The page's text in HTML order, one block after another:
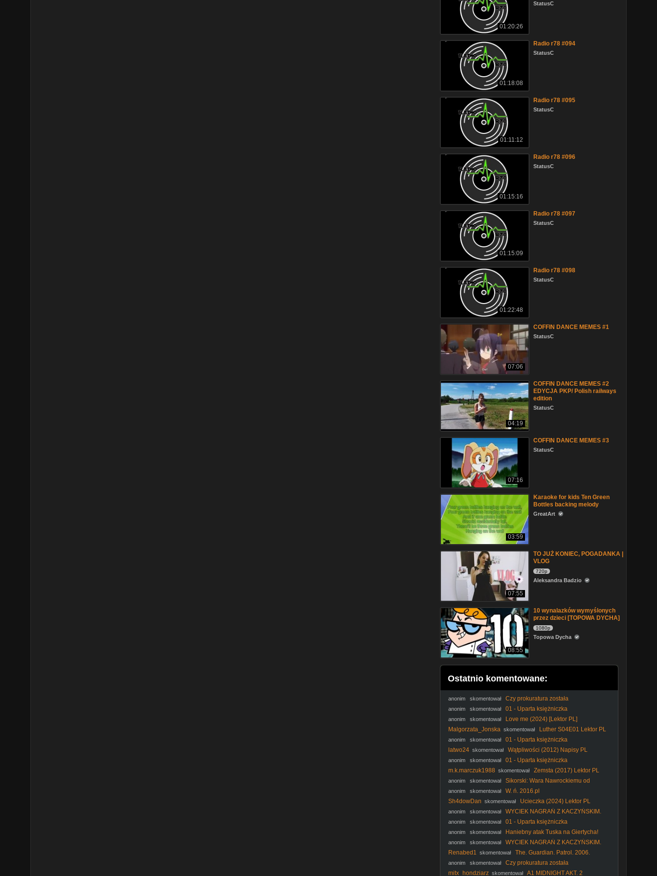
01:20:26
StatusC
01:18:08
Radio r78 #094
StatusC
01:11:12
Radio r78 #095
StatusC
01:15:16
Radio r78 #096
StatusC
01:15:09
Radio r78 #097
StatusC
01:22:48
Radio r78 #098
StatusC
07:06
COFFIN DANCE MEMES #1
StatusC
04:19
COFFIN DANCE MEMES #2
EDYCJA PKP/ Polish railways
edition
StatusC
07:16
COFFIN DANCE MEMES #3
StatusC
03:59
Karaoke for kids Ten Green
Bottles backing melody
GreatArt
07:55
TO JUŻ KONIEC, POGADANKA |
VLOG
720p
Aleksandra Badzio
08:55
10 wynalazków wymyślonych
przez dzieci [TOPOWA DYCHA]
1080p
Topowa Dycha
Ostatnio komentowane:
anonim skomentował
Czy prokuratura została
upolityczniona? Ostre oskarżenia pod adresem Szurka.
anonim skomentował 01 - Uparta księżniczka
anonim skomentował
Love me (2024) [Lektor PL]
Malgorzata_Jonska skomentował Luther S04E01 Lektor PL
anonim skomentował
01 - Uparta księżniczka
latwo24 skomentował Wątpliwości (2012) Napisy PL
anonim skomentował
01 - Uparta księżniczka
m.k.marczuk1988 skomentował Zemsta (2017) Lektor PL
anonim skomentował
Sikorski: Wara Nawrockiemu od
rządzenia | IPP
anonim skomentował
W. ń. 2016.pl
Sh4dowDan skomentował Ucieczka (2024) Lektor PL
anonim skomentował
WYCIEK NAGRAŃ Z KACZYŃSKIM.
KTO ZŁAMAŁ PRAWO?
anonim skomentował 01 - Uparta księżniczka
anonim skomentował
Haniebny atak Tuska na Giertycha!
#Tusk #Giertych #Kaczyński #DwieWieże #prokuratura
anonim skomentował
WYCIEK NAGRAŃ Z KACZYŃSKIM.
KTO ZŁAMAŁ PRAWO?
Renabed1 skomentował
The. Guardian. Patrol. 2006.
Lektor.pl
anonim skomentował
Czy prokuratura została
upolityczniona? Ostre oskarżenia pod adresem Szurka.
mitx_hondziarz skomentował A1 MIDNIGHT AKT. 2